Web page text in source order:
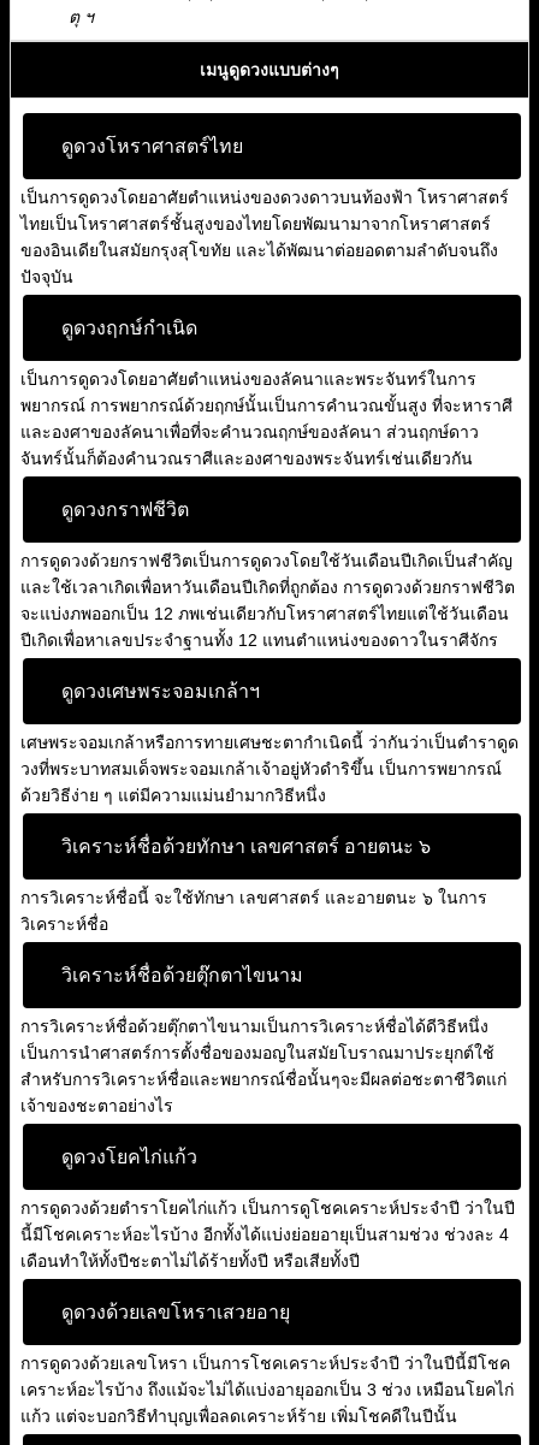
ตุ ฯ
เมนูดูดวงแบบต่างๆ
ดูดวงโหราศาสตร์ไทย
เป็นการดูดวงโดยอาศัยตำแหน่งของดวงดาวบนท้องฟ้า โหราศาสตร์
ไทยเป็นโหราศาสตร์ชั้นสูงของไทยโดยพัฒนามาจากโหราศาสตร์
ของอินเดียในสมัยกรุงสุโขทัย และได้พัฒนาต่อยอดตามลำดับจนถึง
ปัจจุบัน
ดูดวงฤกษ์กำเนิด
เป็นการดูดวงโดยอาศัยตำแหน่งของลัคนาและพระจันทร์ในการ
พยากรณ์ การพยากรณ์ด้วยฤกษ์นั้นเป็นการคำนวณขั้นสูง ที่จะหาราศี
และองศาของลัคนาเพื่อที่จะคำนวณฤกษ์ของลัคนา ส่วนฤกษ์ดาว
จันทร์นั้นก็ต้องคำนวณราศีและองศาของพระจันทร์เช่นเดียวกัน
ดูดวงกราฟชีวิต
การดูดวงด้วยกราฟชีวิตเป็นการดูดวงโดยใช้วันเดือนปีเกิดเป็นสำคัญ
และใช้เวลาเกิดเพื่อหาวันเดือนปีเกิดที่ถูกต้อง การดูดวงด้วยกราฟชีวิต
จะแบ่งภพออกเป็น 12 ภพเช่นเดียวกับโหราศาสตร์ไทยแต่ใช้วันเดือน
ปีเกิดเพื่อหาเลขประจำฐานทั้ง 12 แทนตำแหน่งของดาวในราศีจักร
ดูดวงเศษพระจอมเกล้าฯ
เศษพระจอมเกล้าหรือการทายเศษชะตากำเนิดนี้ ว่ากันว่าเป็นตำราดูด
วงที่พระบาทสมเด็จพระจอมเกล้าเจ้าอยู่หัวดำริขึ้น เป็นการพยากรณ์
ด้วยวิธีง่าย ๆ แต่มีความแม่นยำมากวิธีหนึ่ง
วิเคราะห์ชื่อด้วยทักษา เลขศาสตร์ อายตนะ ๖
การวิเคราะห์ชื่อนี้ จะใช้ทักษา เลขศาสตร์ และอายตนะ ๖ ในการ
วิเคราะห์ชื่อ
วิเคราะห์ชื่อด้วยตุ๊กตาไขนาม
การวิเคราะห์ชื่อด้วยตุ๊กตาไขนามเป็นการวิเคราะห์ชื่อได้ดีวิธีหนึ่ง
เป็นการนำศาสตร์การตั้งชื่อของมอญในสมัยโบราณมาประยุกต์ใช้
สำหรับการวิเคราะห์ชื่อและพยากรณ์ชื่อนั้นๆจะมีผลต่อชะตาชีวิตแก่
เจ้าของชะตาอย่างไร
ดูดวงโยคไก่แก้ว
การดูดวงด้วยตำราโยคไก่แก้ว เป็นการดูโชคเคราะห์ประจำปี ว่าในปี
นี้มีโชคเคราะห์อะไรบ้าง อีกทั้งได้แบ่งย่อยอายุเป็นสามช่วง ช่วงละ 4
เดือนทำให้ทั้งปีชะตาไม่ได้ร้ายทั้งปี หรือเสียทั้งปี
ดูดวงด้วยเลขโหราเสวยอายุ
การดูดวงด้วยเลขโหรา เป็นการโชคเคราะห์ประจำปี ว่าในปีนี้มีโชค
เคราะห์อะไรบ้าง ถึงแม้จะไม่ได้แบ่งอายุออกเป็น 3 ช่วง เหมือนโยคไก่
แก้ว แต่จะบอกวิธีทำบุญเพื่อลดเคราะห์ร้าย เพิ่มโชคดีในปีนั้น